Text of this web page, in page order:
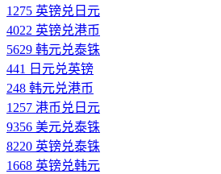
1275 英镑兑日元
4022 英镑兑港币
5629 韩元兑泰铢
441 日元兑英镑
248 韩元兑港币
1257 港币兑日元
9356 美元兑泰铢
8220 英镑兑泰铢
1668 英镑兑韩元